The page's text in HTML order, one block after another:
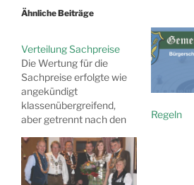
Ähnliche Beiträge
Verteilung Sachpreise
Die Wertung für die
Sachpreise erfolgte wie
angekündigt
klassenübergreifend,
aber getrennt nach den
und Luftpistole.
Auflageschützen
nahmen ebenso an der
Regeln